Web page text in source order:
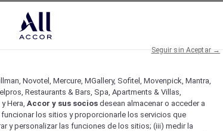
Novotel, Mercure, MGallery, Sofitel, Movenpick, Mantra,
Restaurants & Bars, Spa, Apartments & Villas,
Hera, Accor y sus socios desean almacenar o acceder a
los sitios y proporcionarle los servicios que
y personalizar las funciones de los sitios; (iii) medir la
Seguir sin Aceptar →